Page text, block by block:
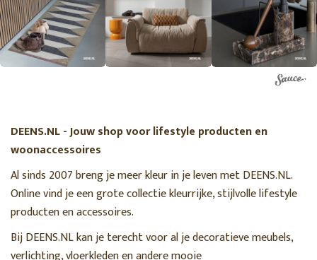
DEENS.NL - Jouw shop voor lifestyle producten en
woonaccessoires
Al sinds 2007 breng je meer kleur in je leven met DEENS.NL.
Online vind je een grote collectie kleurrijke, stijlvolle lifestyle
producten en accessoires.
Bij DEENS.NL kan je terecht voor al je decoratieve meubels,